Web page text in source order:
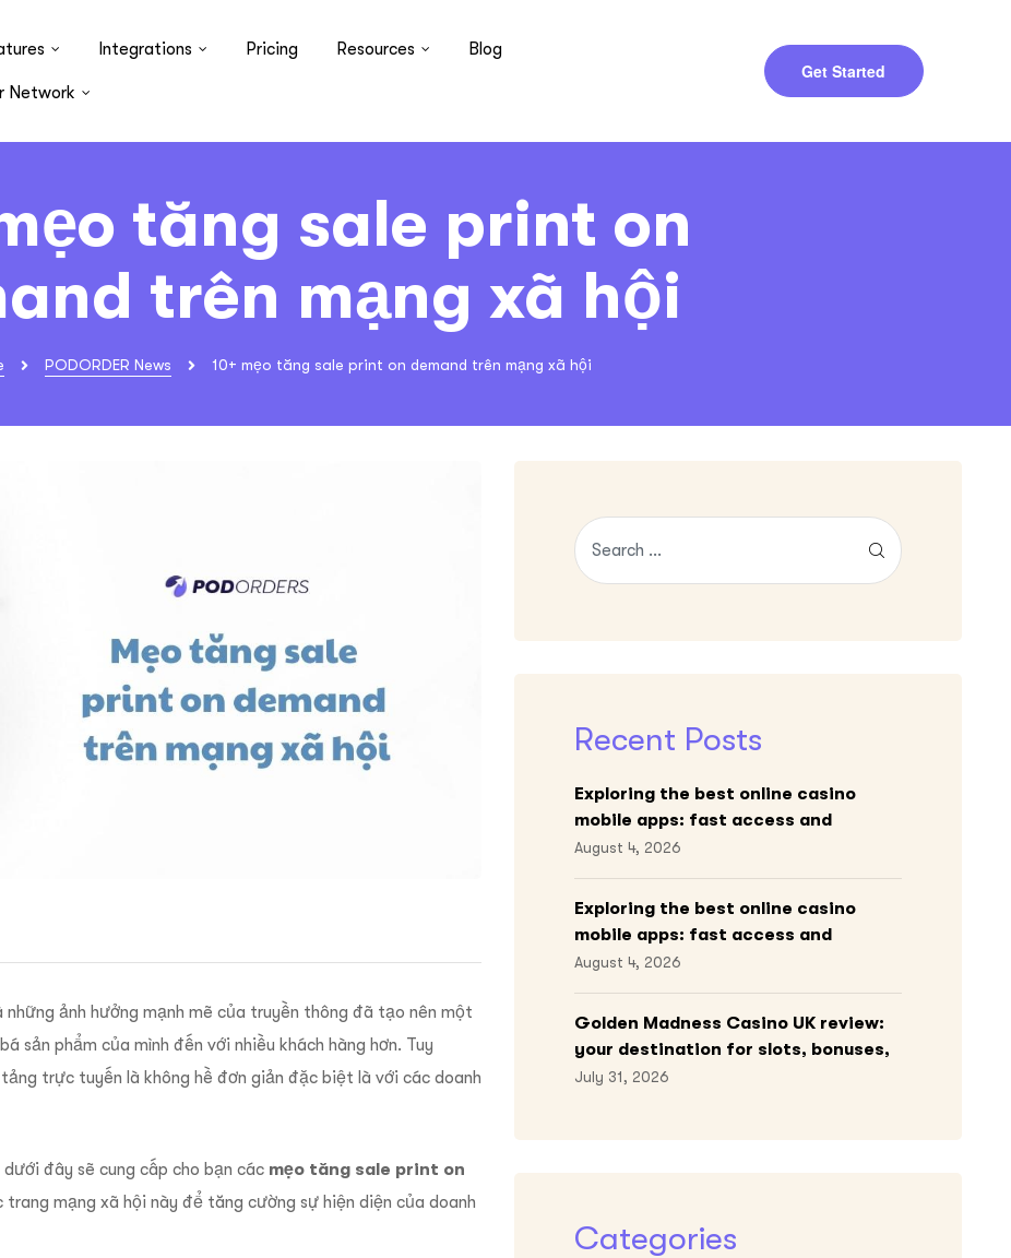
Integrations Pricing Resources Blog
Network
Get Started
tăng sale print on
trên mạng xã hội
PODORDER News 10+ mẹo tăng sale print on demand trên mạng xã hội
ảnh hưởng mạnh mẽ của truyền thông đã tạo nên một
sản phẩm của mình đến với nhiều khách hàng hơn. Tuy
trực tuyến là không hề đơn giản đặc biệt là với các doanh
đây sẽ cung cấp cho bạn các mẹo tăng sale print on
trang mạng xã hội này để tăng cường sự hiện diện của doanh
Recent Posts
Exploring the best online casino
mobile apps: fast access and
engaging gameplay
August 4, 2026
Exploring the best online casino
mobile apps: fast access and
engaging gameplay
August 4, 2026
Golden Madness Casino UK review:
your destination for slots, bonuses,
and more!
July 31, 2026
Categories